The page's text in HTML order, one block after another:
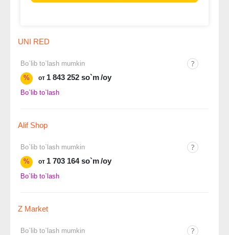
UNI RED
Bo`lib to`lash mumkin
%
от 1 843 252 so`m/oy
Bo`lib to`lash
Alif Shop
Bo`lib to`lash mumkin
%
от 1 703 164 so`m/oy
Bo`lib to`lash
Z Market
Bo`lib to`lash mumkin